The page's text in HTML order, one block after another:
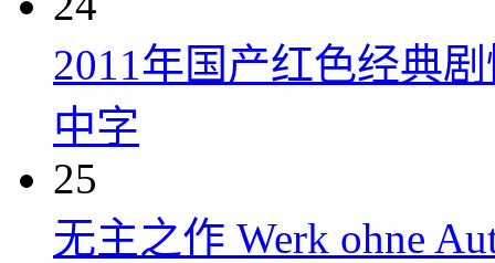
2011年国产红色经典
中字
25
无主之作 Werk ohne